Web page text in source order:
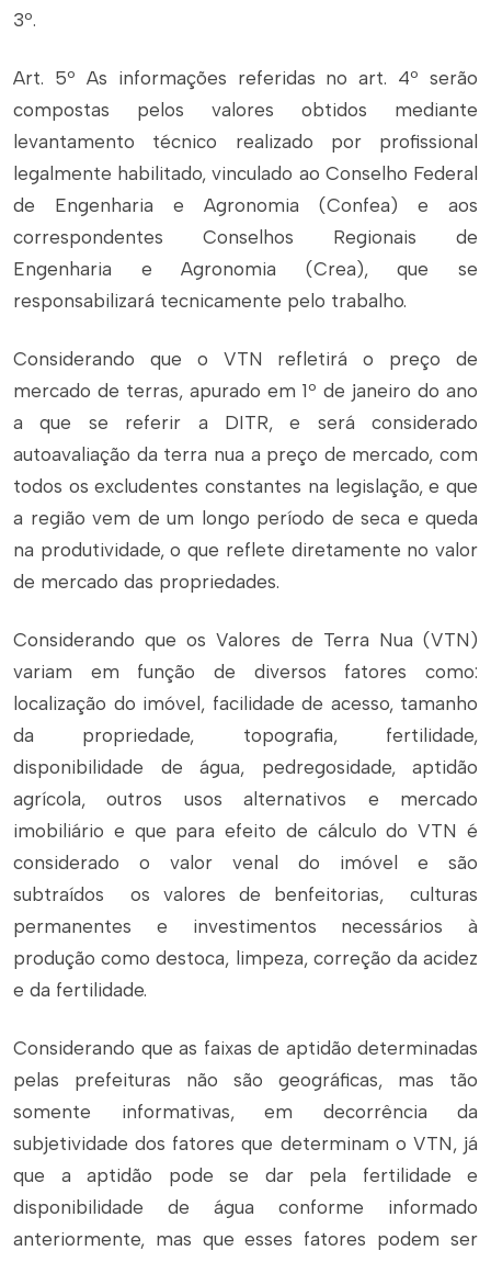
3º.
Art. 5º As informações referidas no art. 4º serão
compostas pelos valores obtidos mediante
levantamento técnico realizado por profissional
legalmente habilitado, vinculado ao Conselho Federal
de Engenharia e Agronomia (Confea) e aos
correspondentes Conselhos Regionais de
Engenharia e Agronomia (Crea), que se
responsabilizará tecnicamente pelo trabalho.
Considerando que o VTN refletirá o preço de
mercado de terras, apurado em 1º de janeiro do ano
a que se referir a DITR, e será considerado
autoavaliação da terra nua a preço de mercado, com
todos os excludentes constantes na legislação, e que
a região vem de um longo período de seca e queda
na produtividade, o que reflete diretamente no valor
de mercado das propriedades.
Considerando que os Valores de Terra Nua (VTN)
variam em função de diversos fatores como:
localização do imóvel, facilidade de acesso, tamanho
da propriedade, topografia, fertilidade,
disponibilidade de água, pedregosidade, aptidão
agrícola, outros usos alternativos e mercado
imobiliário e que para efeito de cálculo do VTN é
considerado o valor venal do imóvel e são
subtraídos os valores de benfeitorias, culturas
permanentes e investimentos necessários à
produção como destoca, limpeza, correção da acidez
e da fertilidade.
Considerando que as faixas de aptidão determinadas
pelas prefeituras não são geográficas, mas tão
somente informativas, em decorrência da
subjetividade dos fatores que determinam o VTN, já
que a aptidão pode se dar pela fertilidade e
disponibilidade de água conforme informado
anteriormente, mas que esses fatores podem ser